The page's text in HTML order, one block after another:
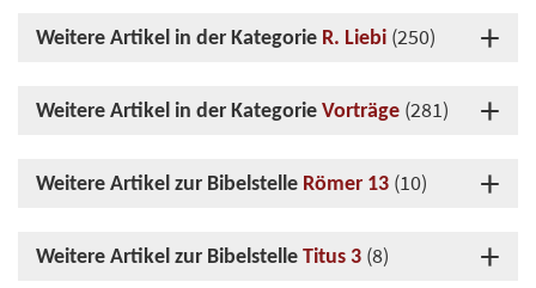
Weitere Artikel in der Kategorie R. Liebi (250)
Weitere Artikel in der Kategorie Vorträge (281)
Weitere Artikel zur Bibelstelle Römer 13 (10)
Weitere Artikel zur Bibelstelle Titus 3 (8)